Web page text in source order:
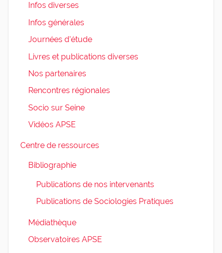
Infos diverses
Infos générales
Journées d'étude
Livres et publications diverses
Nos partenaires
Rencontres régionales
Socio sur Seine
Vidéos APSE
Centre de ressources
Bibliographie
Publications de nos intervenants
Publications de Sociologies Pratiques
Médiathèque
Observatoires APSE